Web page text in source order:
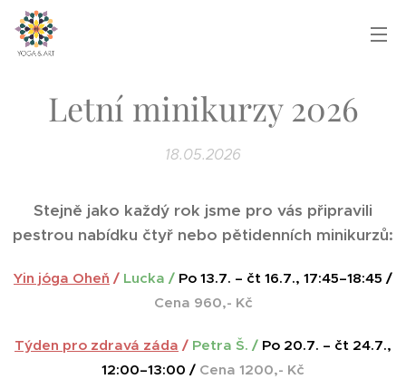
Letní minikurzy 2026
18.05.2026
Stejně jako každý rok jsme pro vás připravili
pestrou nabídku čtyř nebo pětidenních minikurzů:
Yin jóga Oheň / Lucka / Po 13.7. – čt 16.7., 17:45–18:45 /
Cena 960,- Kč
Týden pro zdravá záda / Petra Š. / Po 20.7. – čt 24.7.,
12:00–13:00 / Cena 1200,- Kč